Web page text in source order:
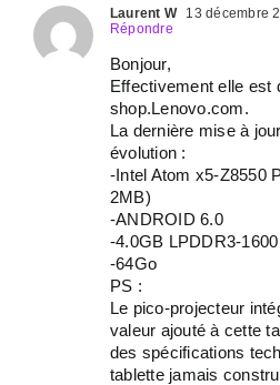
Laurent W 13 décembre
Répondre
Bonjour,
Effectivement elle est
shop.Lenovo.com.
La dernière mise à
évolution :
-Intel Atom x5-Z8550
2MB)
-ANDROID 6.0
-4.0GB LPDDR3-
-64Go
PS :
Le pico-projecteur
valeur ajouté à cette
des spécifications
tablette jamais